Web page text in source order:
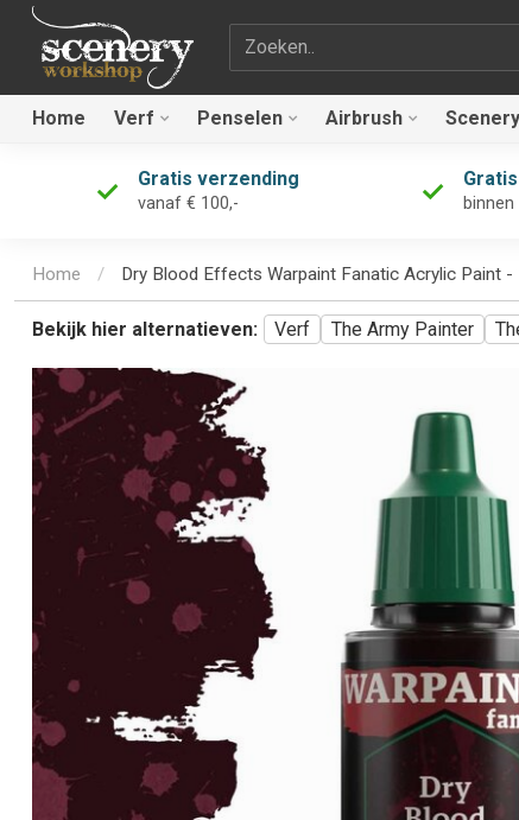
Zoekterm
Home Verf Penselen Airbrush Scenery
Gratis verzending
vanaf € 100,-
Home / Dry Blood Effects Warpaint Fanatic Acrylic Paint
Bekijk hier alternatieven: Verf The Army Painter